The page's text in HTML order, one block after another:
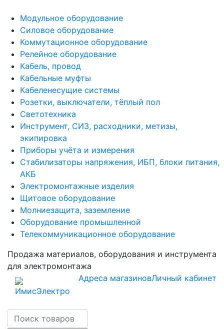
Модульное оборудование
Силовое оборудование
Коммутационное оборудование
Релейное оборудование
Кабель, провод
Кабельные муфты
Кабеленесущие системы
Розетки, выключатели, тёплый пол
Светотехника
Инструмент, СИЗ, расходники, метизы,
экипировка
Приборы учёта и измерения
Стабилизаторы напряжения, ИБП, блоки питания,
АКБ
Электромонтажные изделия
Щитовое оборудование
Молниезащита, заземление
Оборудование промышленной
Телекоммуникационное оборудование
Продажа материалов, оборудования и инструмента
для электромонтажа
Адреса магазиновЛичный кабинет